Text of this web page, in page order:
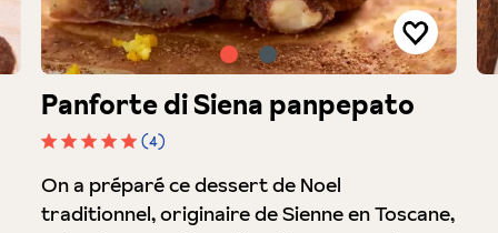
Panforte di Siena panpepato
(4)
On a préparé ce dessert de Noel
traditionnel, originaire de Sienne en Toscane,